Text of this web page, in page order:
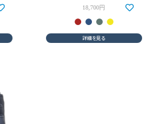
18,700円
詳細を見る